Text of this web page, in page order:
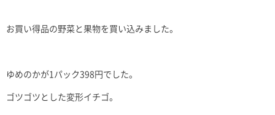
お買い得品の野菜と果物を買い込みました。
ゆめのかが1パック398円でした。
ゴツゴツとした変形イチゴ。